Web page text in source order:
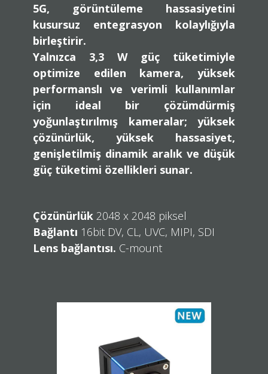
5G, görüntüleme hassasiyetini
kusursuz entegrasyon kolaylığıyla
birleştirir.
Yalnızca 3,3 Wgüç tüketimiyle
optimize edilen kamera, yüksek
performanslı ve verimli kullanımlar
için ideal bir çözümdürmiş
yoğunlaştırılmış kameralar; yüksek
çözünürlük, yüksek hassasiyet,
genişletilmiş dinamik aralık ve düşük
güç tüketimi özellikleri sunar.
Çözünürlük 2048 x 2048 piksel
Bağlantı 16bit DV, CL, UVC, MIPI, SDI
Lens bağlantısı. C-mount